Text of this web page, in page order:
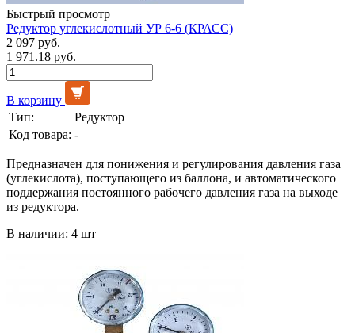
Быстрый просмотр
Редуктор углекислотный УР 6-6 (КРАСС)
2 097 руб.
1 971.18 руб.
В корзину
Тип:
Редуктор
Код товара: -
Предназначен для понижения и регулирования давления газа
(углекислота), поступающего из баллона, и автоматического
поддержания постоянного рабочего давления газа на выходе
из редуктора.
В наличии: 4 шт